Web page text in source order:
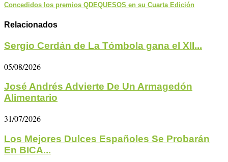
Concedidos los premios QDEQUESOS en su Cuarta Edición
Relacionados
Sergio Cerdán de La Tómbola gana el XII...
05/08/2026
José Andrés Advierte De Un Armagedón
Alimentario
31/07/2026
Los Mejores Dulces Españoles Se Probarán
En BICA...